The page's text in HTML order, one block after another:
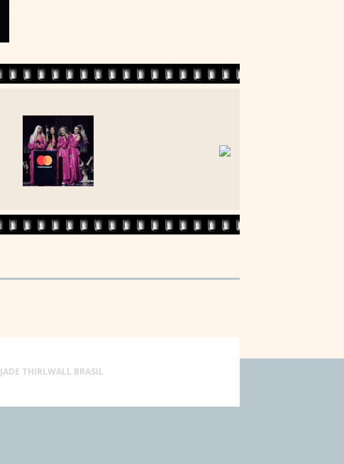
JADE THIRLWALL BRASIL